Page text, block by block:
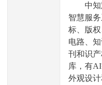
中
智慧服
标、版
电路、
刊和识
库，有AI
外观设